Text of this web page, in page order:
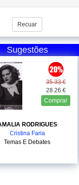
Recuar
Sugestões
35.33 €
28.26 €
Comprar
RODRIGUES
Cristina Faria
Temas E Debates